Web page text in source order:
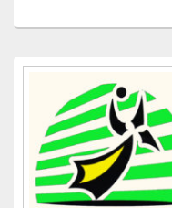
Zone
barre
latérale